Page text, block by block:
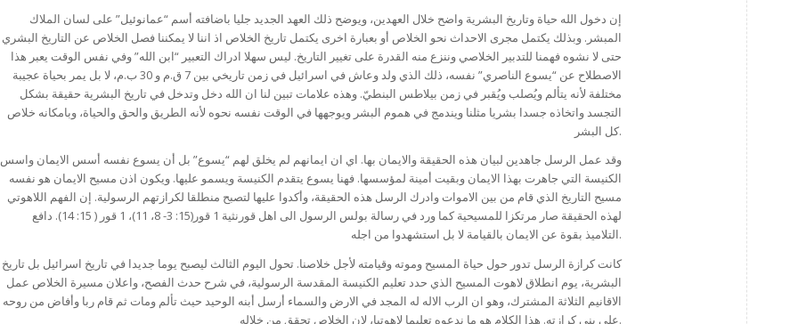
إن دخول الله حياة وتاريخ البشرية واضح خلال العهدين، ويوضح ذلك العهد الجديد جليا باضافته أسم “عمانوئيل” على لسان الملاك
المبشر. وبذلك يكتمل مجرى الاحداث نحو الخلاص أو بعبارة اخرى يكتمل تاريخ الخلاص اذ اننا لا يمكننا فصل الخلاص عن التاريخ البشري
حتى لا نشوه فهمنا للتدبير الخلاصي وننزع منه القدرة على تغيير التاريخ. ليس سهلا ادراك التعبير “ابن الله” وفي نفس الوقت يعبر هذا
الاصطلاح عن “يسوع الناصري” نفسه، ذلك الذي ولد وعاش في اسرائيل في زمن تاريخي بين 7 ق.م و 30 ب.م، لا بل يمر بحياة عجيبة
مختلفة لأنه يتألم ويُصلب ويُقبر في زمن بيلاطس البنطيّ. وهذه علامات تبين لنا ان الله دخل وتدخل في تاريخ البشرية حقيقة بشكل
التجسد واتخاذه جسدا بشريا مثلنا ويندمج في هموم البشر ويوجهها في الوقت نفسه نحوه لأنه الطريق والحق والحياة، وبامكانه خلاص
كل البشر.
وقد عمل الرسل جاهدين لبيان هذه الحقيقة والايمان بها. اي ان ايمانهم لم يخلق لهم “يسوع” بل أن يسوع نفسه أسس الايمان واسس
الكنيسة التي جاهرت بهذا الايمان وبقيت أمينة لمؤسسها. فهنا يسوع يتقدم الكنيسة ويسمو عليها. ويكون اذن مسيح الايمان هو نفسه
مسيح التاريخ الذي قام من بين الاموات وادرك الرسل هذه الحقيقة، وأكدوا عليها لتصبح منطلقا لكرازتهم الرسولية. إن الفهم اللاهوتي
لهذه الحقيقة صار مرتكزا للمسيحية كما ورد في رسالة بولس الرسول الى اهل قورنثية 1 قور(15: 3- 8، 11)، 1 قور ( 15: 14). دافع
التلاميذ بقوة عن الايمان بالقيامة لا بل استشهدوا من اجله.
كانت كرازة الرسل تدور حول حياة المسيح وموته وقيامته لأجل خلاصنا. تحول اليوم الثالث ليصبح يوما جديدا في تاريخ اسرائيل بل تاريخ
البشرية، يوم انطلاق لاهوت المسيح الذي حدد تعليم الكنيسة المقدسة الرسولية، في شرح حدث الفصح، واعلان مسيرة الخلاص عمل
الاقانيم الثلاثة المشترك، وهو ان الرب الاله له المجد في الارض والسماء أرسل أبنه الوحيد حيث تألم ومات ثم قام ربا وأفاض من روحه
على بني كرازته. هذا الكلام هو ما ندعوه تعليما لاهوتيا، لان الخلاص تحقق من خلاله.